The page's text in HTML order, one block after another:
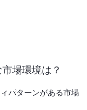
場環境は？
パターンがある市場